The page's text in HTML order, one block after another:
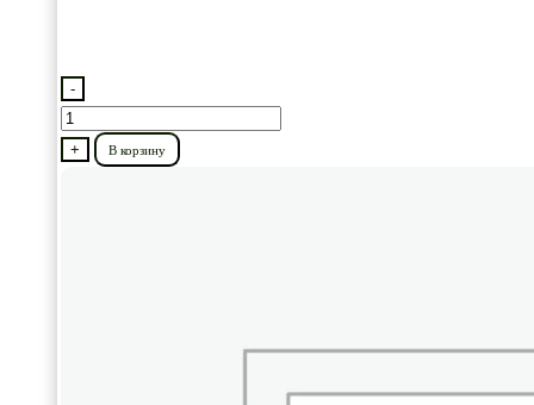
-
Количество
товара
+ В корзину